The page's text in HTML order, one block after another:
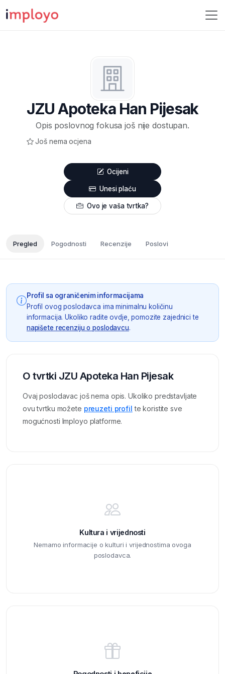
JZU Apoteka Han Pijesak
Opis poslovnog fokusa još nije dostupan.
Još nema ocjena
Ocijeni
Unesi plaću
Ovo je vaša tvrtka?
Pregled Pogodnosti Recenzije Poslovi
Profil sa ograničenim informacijama
Profil ovog poslodavca ima minimalnu količinu
informacija. Ukoliko radite ovdje, pomozite zajednici te
napišete recenziju o poslodavcu.
O tvrtki JZU Apoteka Han Pijesak
Ovaj poslodavac još nema opis. Ukoliko predstavljate
ovu tvrtku možete preuzeti profil te koristite sve
mogućnosti Imployo platforme.
Kultura i vrijednosti
Nemamo informacije o kulturi i vrijednostima ovoga
poslodavca.